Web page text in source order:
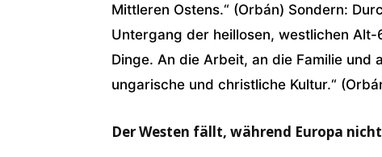
Mittleren Ostens.“ (Orbán) Sondern:
Untergang der heillosen, westlichen
Dinge. An die Arbeit, an die Familie
ungarische und christliche Kultur.“
Der Westen fällt, während Europa